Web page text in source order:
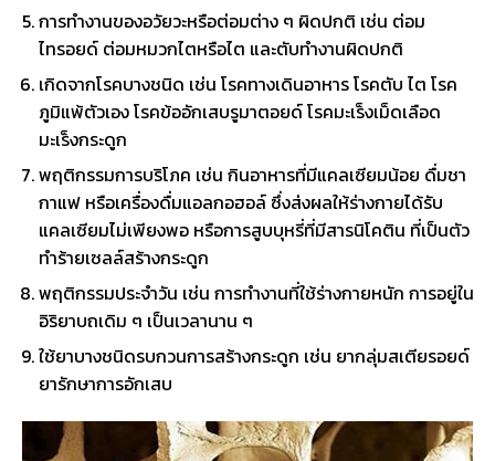
การทำงานของอวัยวะหรือต่อมต่าง ๆ ผิดปกติ เช่น ต่อม
ไทรอยด์ ต่อมหมวกไตหรือไต และตับทำงานผิดปกติ
เกิดจากโรคบางชนิด เช่น โรคทางเดินอาหาร โรคตับ ไต โรค
ภูมิแพ้ตัวเอง โรคข้ออักเสบรูมาตอยด์ โรคมะเร็งเม็ดเลือด
มะเร็งกระดูก
พฤติกรรมการบริโภค เช่น กินอาหารที่มีแคลเซียมน้อย ดื่มชา
กาแฟ หรือเครื่องดื่มแอลกอฮอล์ ซึ่งส่งผลให้ร่างกายได้รับ
แคลเซียมไม่เพียงพอ หรือการสูบบุหรี่ที่มีสารนิโคติน ที่เป็นตัว
ทำร้ายเซลล์สร้างกระดูก
พฤติกรรมประจำวัน เช่น การทำงานที่ใช้ร่างกายหนัก การอยู่ใน
อิริยาบถเดิม ๆ เป็นเวลานาน ๆ
ใช้ยาบางชนิดรบกวนการสร้างกระดูก เช่น ยากลุ่มสเตียรอยด์
ยารักษาการอักเสบ